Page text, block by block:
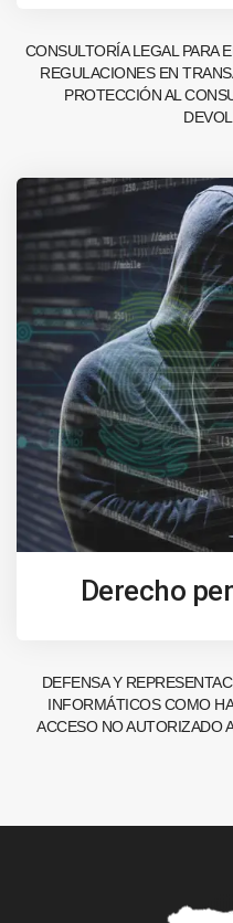
CONSULTORÍA LEGAL PARA
REGULACIONES EN
PROTECCIÓN AL
Derecho
DEFENSA Y
INFORMÁTICOS COMO
ACCESO NO AUTORIZADO